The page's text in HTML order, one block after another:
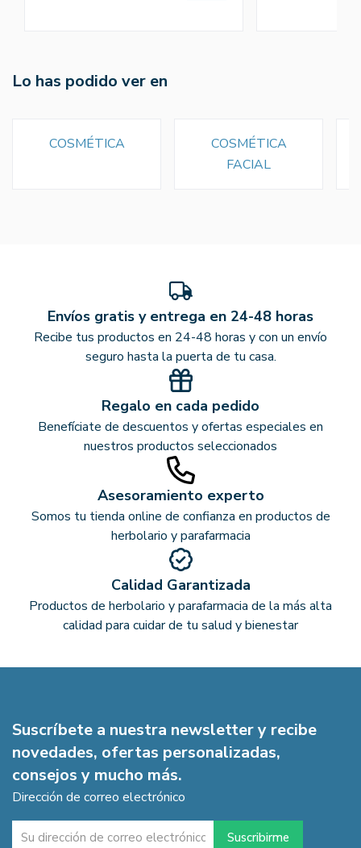
Lo has podido ver en
COSMÉTICA
COSMÉTICA
FACIAL
Envíos gratis y entrega en 24-48 horas
Recibe tus productos en 24-48 horas y con un envío
seguro hasta la puerta de tu casa.
Regalo en cada pedido
Benefíciate de descuentos y ofertas especiales en
nuestros productos seleccionados
Asesoramiento experto
Somos tu tienda online de confianza en productos de
herbolario y parafarmacia
Calidad Garantizada
Productos de herbolario y parafarmacia de la más alta
calidad para cuidar de tu salud y bienestar
Suscríbete a nuestra newsletter y recibe
novedades, ofertas personalizadas,
consejos y mucho más.
Dirección de correo electrónico